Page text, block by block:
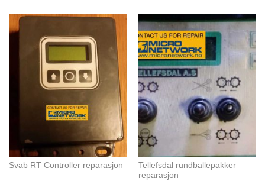
Svab RT Controller reparasjon
Tellefsdal rundballepakker
reparasjon